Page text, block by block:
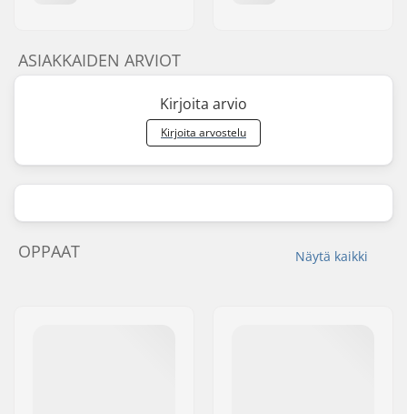
ASIAKKAIDEN ARVIOT
Kirjoita arvio
Kirjoita arvostelu
Näytä kaikki
OPPAAT